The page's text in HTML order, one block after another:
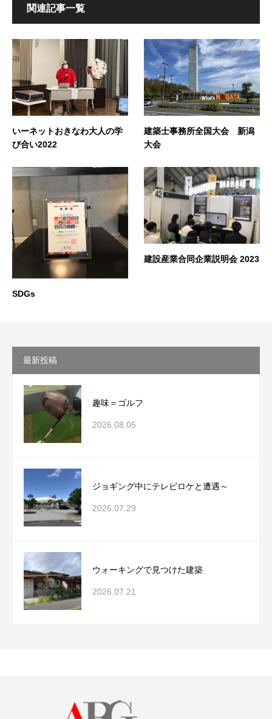
関連記事一覧
いーネットおきなわ大人の学
び合い2022
建築士事務所全国大会 新潟
大会
SDGs
建設産業合同企業説明会 2023
最新投稿
趣味＝ゴルフ
2026.08.05
ジョギング中にテレビロケと遭遇～
2026.07.29
ウォーキングで見つけた建築
2026.07.21